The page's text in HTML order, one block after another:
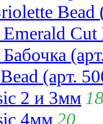
Bead
Cut
(арт.
2 и 3мм
4мм20